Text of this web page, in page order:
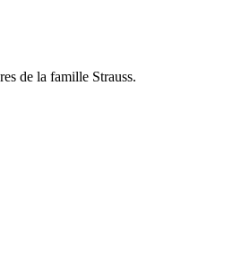
de la famille Strauss.